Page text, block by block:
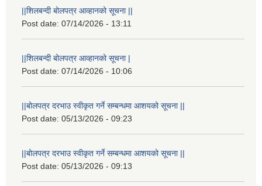
||शिलबन्दी बोलपत्र आव्हानको सूचना ||
Post date: 07/14/2026 - 13:11
||शिलबन्दी बोलपत्र आव्हानको सूचना |
Post date: 07/14/2026 - 10:06
||बोलपत्र दरभाउ स्वीकृत गर्ने सम्बन्धमा आशयको सूचना ||
Post date: 05/13/2026 - 09:23
||बोलपत्र दरभाउ स्वीकृत गर्ने सम्बन्धमा आशयको सूचना ||
Post date: 05/13/2026 - 09:13